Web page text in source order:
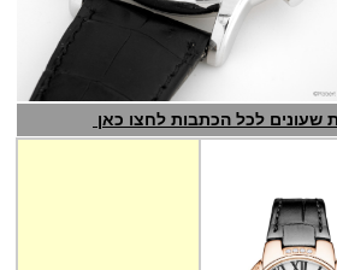
לכל הכתבות לחצו כאן